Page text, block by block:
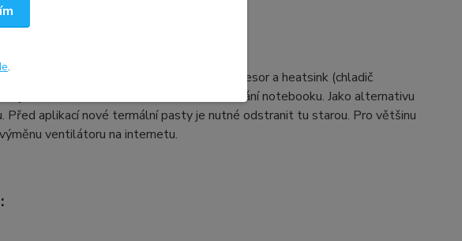
aplikovat teplovodivou pastu na procesor a heatsink (chladič
restartování, zkratům a možnému selhání notebooku. Jako alternativu
aplikací nové termální pasty je nutné odstranit tu starou. Pro většinu
ventilátoru na internetu.
.